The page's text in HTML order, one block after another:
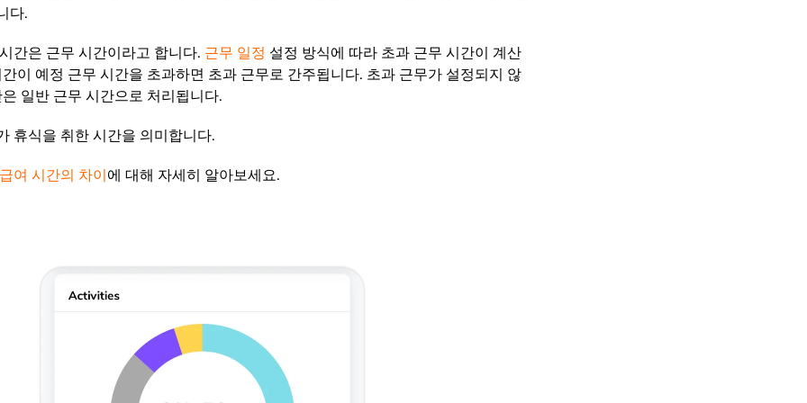
다.
간은 근무 시간이라고 합니다. 근무 일정 설정 방식에 따라 초과 근무 시간이 계산
이 예정 근무 시간을 초과하면 초과 근무로 간주됩니다. 초과 근무가 설정되지 않
일반 근무 시간으로 처리됩니다.
휴식을 취한 시간을 의미합니다.
여 시간의 차이에 대해 자세히 알아보세요.